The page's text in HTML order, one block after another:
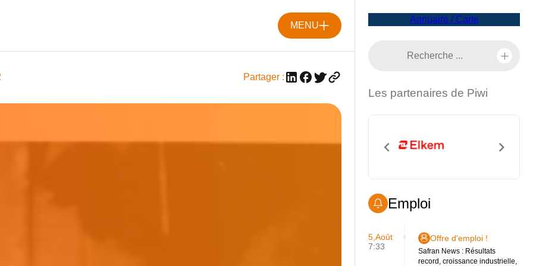
MENU
Partager :
Annuaire / Carte
Les partenaires de Piwi
Emploi
5,Août
7:33
Offre d'emploi !
Safran News : Résultats
record, croissance industrielle,